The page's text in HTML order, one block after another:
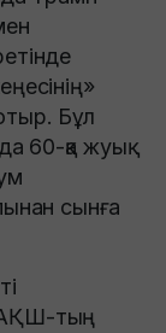
Бұл
60-қа жуық
сынға
АҚШ-тың